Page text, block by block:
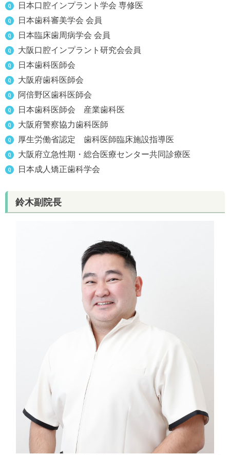
日本口腔インプラント学会 専修医
日本歯科審美学会 会員
日本臨床歯周病学会 会員
大阪口腔インプラント研究会会員
日本歯科医師会
大阪府歯科医師会
阿倍野区歯科医師会
日本歯科医師会 産業歯科医
大阪府警察協力歯科医師
厚生労働省認定 歯科医師臨床施設指導医
大阪府立急性期・総合医療センター共同診療医
日本成人矯正歯科学会
鈴木副院長